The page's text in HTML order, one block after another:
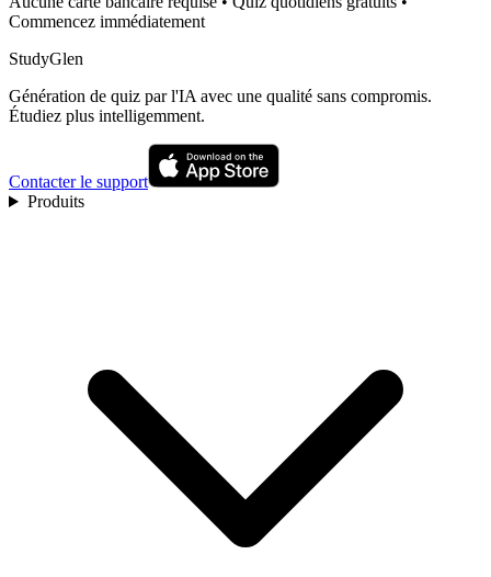
Commencez immédiatement
StudyGlen
Génération de quiz par l'IA avec une qualité sans compromis.
Étudiez plus intelligemment.
Contacter le support
Produits